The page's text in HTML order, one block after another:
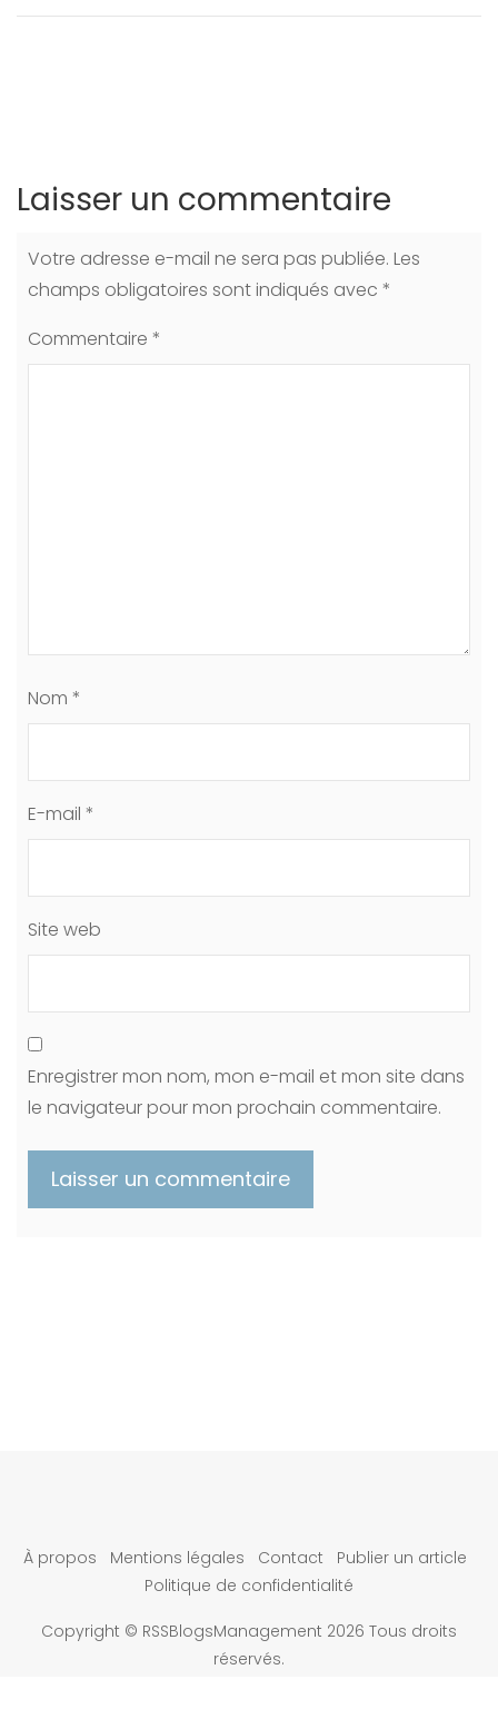
Laisser un commentaire
Votre adresse e-mail ne sera pas publiée. Les
champs obligatoires sont indiqués avec *
Commentaire *
Nom *
E-mail *
Site web
Enregistrer mon nom, mon e-mail et mon site dans
le navigateur pour mon prochain commentaire.
À propos Mentions légales Contact
Publier un article
Politique de confidentialité
Copyright © RSSBlogsManagement 2026 Tous droits
réservés.